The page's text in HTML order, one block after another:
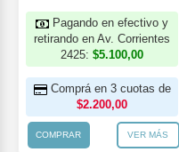
Pagando en efectivo y
retirando en Av. Corrientes
2425: $5.100,00
Comprá en 3 cuotas de
$2.200,00
COMPRAR VER MÁS